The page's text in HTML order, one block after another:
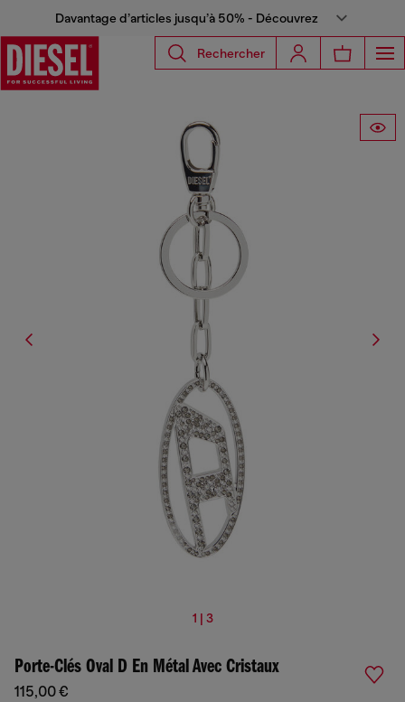
Davantage d’articles jusqu’à 50% - Découvrez
Rechercher
1 | 3
Porte-Clés Oval D En Métal Avec Cristaux
115,00 €